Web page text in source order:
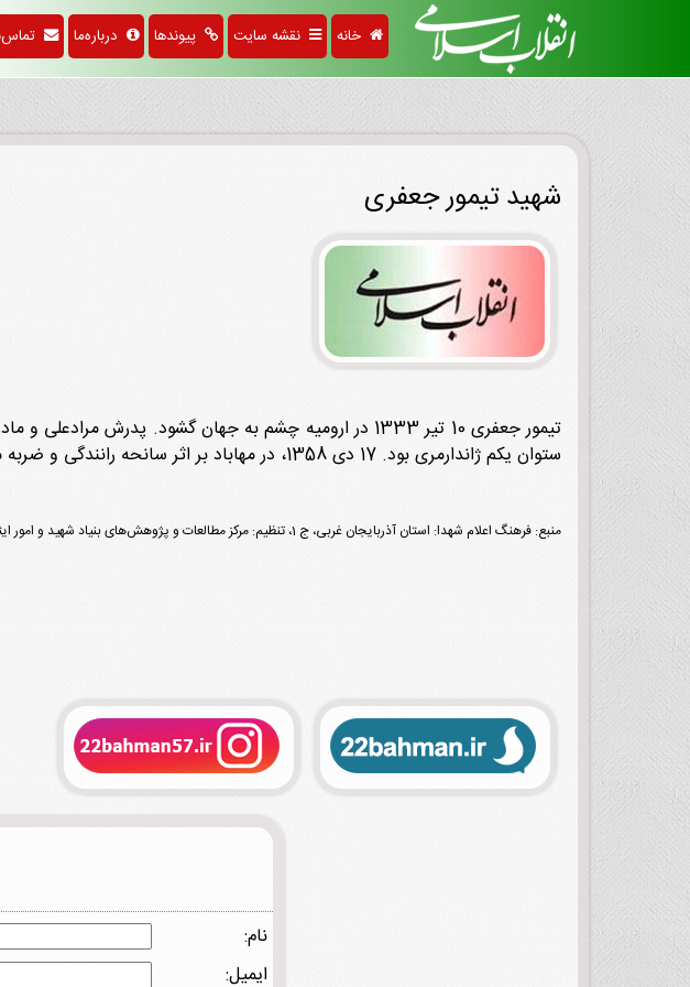
خانه نقشه سایت پیوندها درباره‌ما
شهید تیمور جعفری
ستوان یکم ژاندارمری بود. 17 دی 1358، در مهاباد بر اثر سانحه رانندگی و ضربه مغزی به شهادت رسید. پیکر او را در باغ رضوان ارومیه به خاک سپردند.
منبع: فرهنگ اعلام شهدا: استان آذربایجان غربی، ج 1، تنظیم: مرکز مطالعات و پژوهش‌های بنیاد شهید و امور ایثارگران، تهران، نشر شاهد، 1395، ص 254.
نام:
ایمیل: